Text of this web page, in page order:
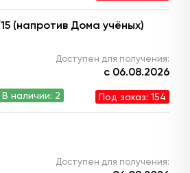
(напротив Дома учёных)
Доступен для получения:
с 06.08.2026
В наличии: 2 Под заказ: 154
Доступен для получения: